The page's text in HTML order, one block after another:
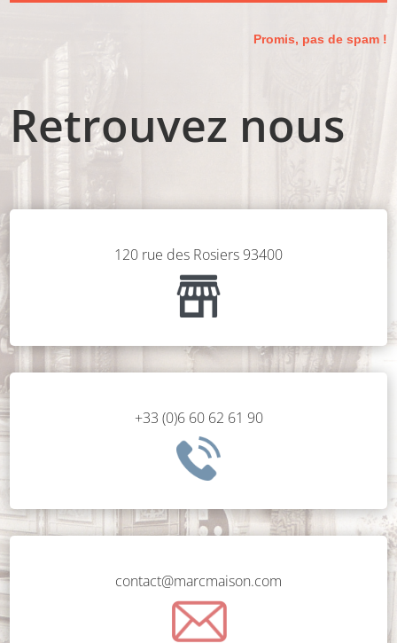
Promis, pas de spam !
Retrouvez nous
120 rue des Rosiers 93400
+33 (0)6 60 62 61 90
contact@marcmaison.com